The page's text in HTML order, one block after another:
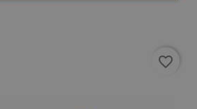
favorite_border